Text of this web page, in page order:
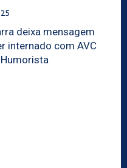
deixa mensagem
internado com AVC